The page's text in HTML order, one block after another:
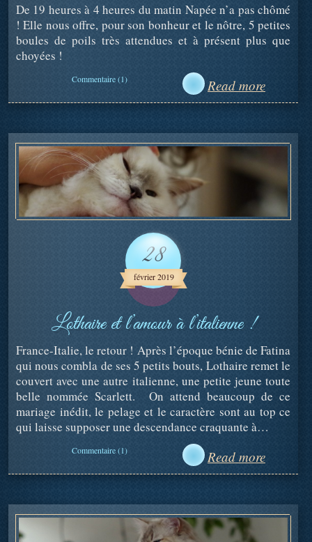
De 19 heures à 4 heures du matin Napée n’a pas chômé
! Elle nous offre, pour son bonheur et le nôtre, 5 petites
boules de poils très attendues et à présent plus que
choyées !
Commentaire (1) Read more
28
février 2019
Lothaire et l’amour à l’italienne !
France-Italie, le retour ! Après l’époque bénie de Fatina
qui nous combla de ses 5 petits bouts, Lothaire remet le
couvert avec une autre italienne, une petite jeune toute
belle nommée Scarlett. On attend beaucoup de ce
mariage inédit, le pelage et le caractère sont au top ce
qui laisse supposer une descendance craquante à…
Commentaire (1) Read more